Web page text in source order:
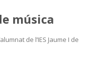
música
de l’IES Jaume I de